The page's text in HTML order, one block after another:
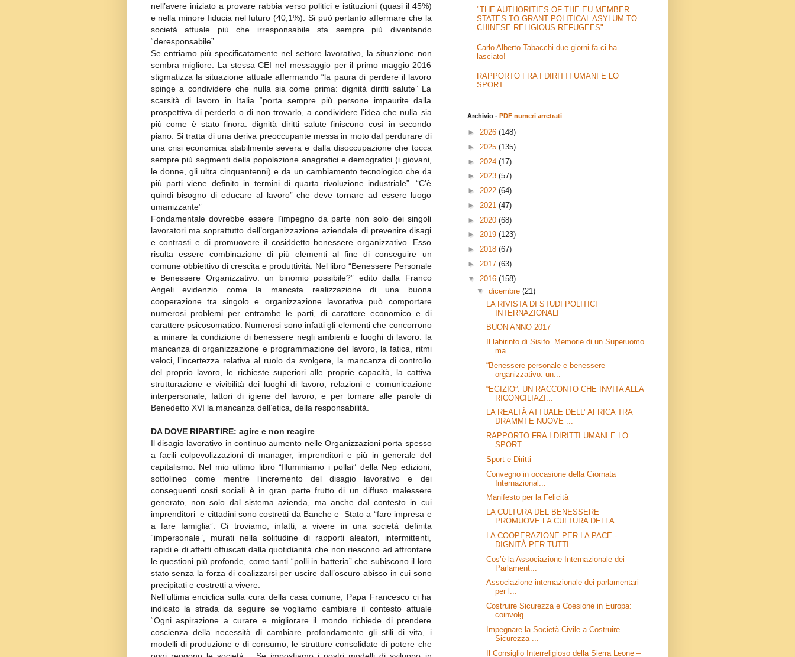
nell’avere iniziato a provare rabbia verso politici e istituzioni (quasi il 45%)
e nella minore fiducia nel futuro (40,1%). Si può pertanto affermare che la
società attuale più che irresponsabile sta sempre più diventando
“deresponsabile”.
Se entriamo più specificatamente nel settore lavorativo, la situazione non
sembra migliore. La stessa CEI nel messaggio per il primo maggio 2016
stigmatizza la situazione attuale affermando “la paura di perdere il lavoro
spinge a condividere che nulla sia come prima: dignità diritti salute” La
scarsità di lavoro in Italia “porta sempre più persone impaurite dalla
prospettiva di perderlo o di non trovarlo, a condividere l’idea che nulla sia
più come è stato finora: dignità diritti salute finiscono così in secondo
piano. Si tratta di una deriva preoccupante messa in moto dal perdurare di
una crisi economica stabilmente severa e dalla disoccupazione che tocca
sempre più segmenti della popolazione anagrafici e demografici (i giovani,
le donne, gli ultra cinquantenni) e da un cambiamento tecnologico che da
più parti viene definito in termini di quarta rivoluzione industriale”. “C’è
quindi bisogno di educare al lavoro” che deve tornare ad essere luogo
umanizzante”
Fondamentale dovrebbe essere l’impegno da parte non solo dei singoli
lavoratori ma soprattutto dell’organizzazione aziendale di prevenire disagi
e contrasti e di promuovere il cosiddetto benessere organizzativo. Esso
risulta essere combinazione di più elementi al fine di conseguire un
comune obbiettivo di crescita e produttività. Nel libro “Benessere Personale
e Benessere Organizzativo: un binomio possibile?” edito dalla Franco
Angeli evidenzio come la mancata realizzazione di una buona
cooperazione tra singolo e organizzazione lavorativa può comportare
numerosi problemi per entrambe le parti, di carattere economico e di
carattere psicosomatico. Numerosi sono infatti gli elementi che concorrono
a minare la condizione di benessere negli ambienti e luoghi di lavoro: la
mancanza di organizzazione e programmazione del lavoro, la fatica, ritmi
veloci, l’incertezza relativa al ruolo da svolgere, la mancanza di controllo
del proprio lavoro, le richieste superiori alle proprie capacità, la cattiva
strutturazione e vivibilità dei luoghi di lavoro; relazioni e comunicazione
interpersonale, fattori di igiene del lavoro, e per tornare alle parole di
Benedetto XVI la mancanza dell’etica, della responsabilità.
DA DOVE RIPARTIRE: agire e non reagire
Il disagio lavorativo in continuo aumento nelle Organizzazioni porta spesso
a facili colpevolizzazioni di manager, imprenditori e più in generale del
capitalismo. Nel mio ultimo libro “Illuminiamo i pollai” della Nep edizioni,
sottolineo come mentre l’incremento del disagio lavorativo e dei
conseguenti costi sociali è in gran parte frutto di un diffuso malessere
generato, non solo dal sistema azienda, ma anche dal contesto in cui
imprenditori e cittadini sono costretti da Banche e Stato a “fare impresa e
a fare famiglia”. Ci troviamo, infatti, a vivere in una società definita
“impersonale”, murati nella solitudine di rapporti aleatori, intermittenti,
rapidi e di affetti offuscati dalla quotidianità che non riescono ad affrontare
le questioni più profonde, come tanti “polli in batteria” che subiscono il loro
stato senza la forza di coalizzarsi per uscire dall’oscuro abisso in cui sono
precipitati e costretti a vivere.
Nell’ultima enciclica sulla cura della casa comune, Papa Francesco ci ha
indicato la strada da seguire se vogliamo cambiare il contesto attuale
“Ogni aspirazione a curare e migliorare il mondo richiede di prendere
coscienza della necessità di cambiare profondamente gli stili di vita, i
modelli di produzione e di consumo, le strutture consolidate di potere che
"THE AUTHORITIES OF THE EU MEMBER
STATES TO GRANT POLITICAL ASYLUM TO
CHINESE RELIGIOUS REFUGEES"
Carlo Alberto Tabacchi due giorni fa ci ha
lasciato!
RAPPORTO FRA I DIRITTI UMANI E LO
SPORT
Archivio - PDF numeri arretrati
► 2026 (148)
► 2025 (135)
► 2024 (17)
► 2023 (57)
► 2022 (64)
► 2021 (47)
► 2020 (68)
► 2019 (123)
► 2018 (67)
► 2017 (63)
▼ 2016 (158)
▼dicembre(21)
LA RIVISTA DI STUDI POLITICI
INTERNAZIONALI
BUON ANNO 2017
Il labirinto di Sisifo. Memorie di un Superuomo
ma...
“Benessere personale e benessere
organizzativo: un...
“EGIZIO”: UN RACCONTO CHE INVITA ALLA
RICONCILIAZI...
LA REALTÀ ATTUALE DELL’ AFRICA TRA
DRAMMI E NUOVE ...
RAPPORTO FRA I DIRITTI UMANI E LO
SPORT
Sport e Diritti
Convegno in occasione della Giornata
Internazional...
Manifesto per la Felicità
LA CULTURA DEL BENESSERE
PROMUOVE LA CULTURA DELLA...
LA COOPERAZIONE PER LA PACE -
DIGNITÀ PER TUTTI
Cos’è la Associazione Internazionale dei
Parlament...
Associazione internazionale dei parlamentari
per l...
Costruire Sicurezza e Coesione in Europa:
coinvolg...
Impegnare la Società Civile a Costruire
Sicurezza ...
Il Consiglio Interreligioso della Sierra Leone –